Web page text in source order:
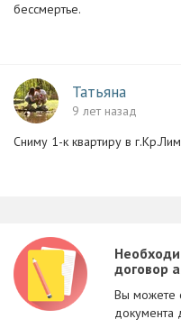
бессмертье.
Татьяна
9 лет назад
Сниму 1-к квартиру в
договор
Вы можете
документа